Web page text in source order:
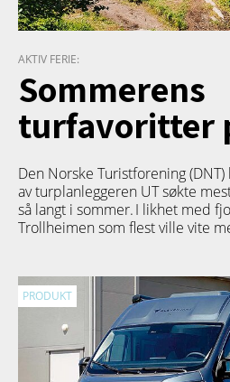
AKTIV FERIE:
Sommerens
turfavoritter
Den Norske Turistforening
av turplanleggeren UTsøkte
så langt i sommer. I likhet med
Trollheimen som flest ville vite
PRODUKT